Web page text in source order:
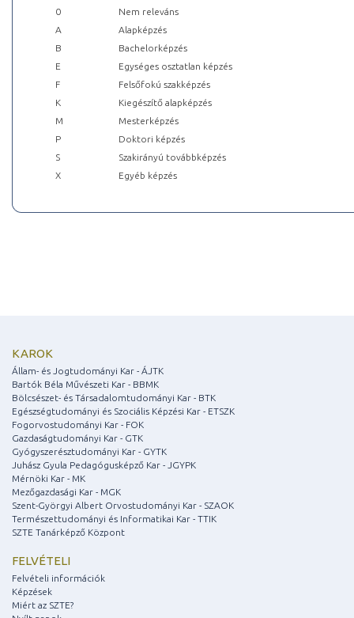
0
Nem releváns
A
Alapképzés
B
Bachelorképzés
E
Egységes osztatlan képzés
F
Felsőfokú szakképzés
K
Kiegészítő alapképzés
M
Mesterképzés
P
Doktori képzés
S
Szakirányú továbbképzés
X
Egyéb képzés
KAROK
Állam- és Jogtudományi Kar - ÁJTK
Bartók Béla Művészeti Kar - BBMK
Bölcsészet- és Társadalomtudományi Kar - BTK
Egészségtudományi és Szociális Képzési Kar - ETSZK
Fogorvostudományi Kar - FOK
Gazdaságtudományi Kar - GTK
Gyógyszerésztudományi Kar - GYTK
Juhász Gyula Pedagógusképző Kar - JGYPK
Mérnöki Kar - MK
Mezőgazdasági Kar - MGK
Szent-Györgyi Albert Orvostudományi Kar - SZAOK
Természettudományi és Informatikai Kar - TTIK
SZTE Tanárképző Központ
FELVÉTELI
Felvételi információk
Képzések
Miért az SZTE?